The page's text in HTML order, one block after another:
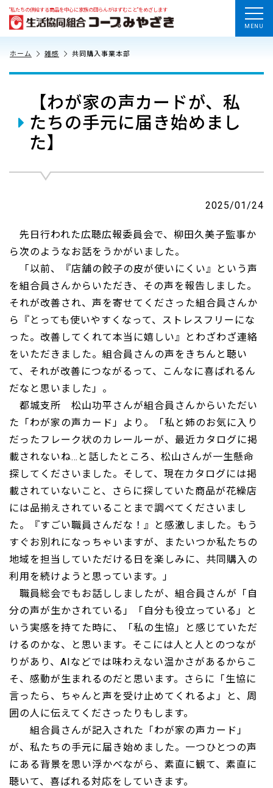
“私たちの供給する商品を中心に家族の団らんがはずむこと”をめざします
MENU
ホーム 雑感 共同購入事業本部
【わが家の声カードが、私
たちの手元に届き始めまし
た】
2025/01/24
先日行われた広聴広報委員会で、柳田久美子監事か
ら次のようなお話をうかがいました。
「以前、『店舗の餃子の皮が使いにくい』という声
を組合員さんからいただき、その声を報告しました。
それが改善され、声を寄せてくださった組合員さんか
ら『とっても使いやすくなって、ストレスフリーにな
った。改善してくれて本当に嬉しい』とわざわざ連絡
をいただきました。組合員さんの声をきちんと聴い
て、それが改善につながるって、こんなに喜ばれるん
だなと思いました」。
都城支所 松山功平さんが組合員さんからいただい
た「わが家の声カード」より。「私と姉のお気に入り
だったフレーク状のカレールーが、最近カタログに掲
載されないね…と話したところ、松山さんが一生懸命
探してくださいました。そして、現在カタログには掲
載されていないこと、さらに探していた商品が花繰店
には品揃えされていることまで調べてくださいまし
た。『すごい職員さんだな！』と感激しました。もう
すぐお別れになっちゃいますが、またいつか私たちの
地域を担当していただける日を楽しみに、共同購入の
利用を続けようと思っています。」
職員総会でもお話ししましたが、組合員さんが「自
分の声が生かされている」「自分も役立っている」と
いう実感を持てた時に、「私の生協」と感じていただ
けるのかな、と思います。そこには人と人とのつなが
りがあり、AIなどでは味わえない温かさがあるからこ
そ、感動が生まれるのだと思います。さらに「生協に
言ったら、ちゃんと声を受け止めてくれるよ」と、周
囲の人に伝えてくださったりもします。
組合員さんが記入された「わが家の声カード」
が、私たちの手元に届き始めました。一つひとつの声
にある背景を思い浮かべながら、素直に観て、素直に
聴いて、喜ばれる対応をしていきます。